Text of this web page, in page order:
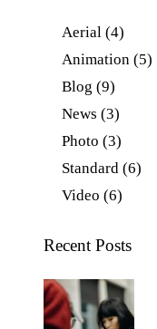
Aerial (4)
Animation (5)
Blog (9)
News (3)
Photo (3)
Standard (6)
Video (6)
Recent Posts